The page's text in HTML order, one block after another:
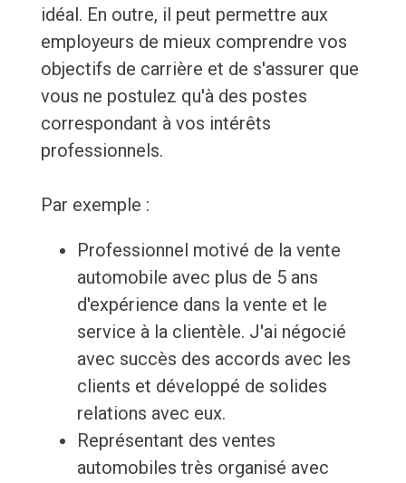
idéal. En outre, il peut permettre aux
employeurs de mieux comprendre vos
objectifs de carrière et de s'assurer que
vous ne postulez qu'à des postes
correspondant à vos intérêts
professionnels.
Par exemple :
Professionnel motivé de la vente
automobile avec plus de 5 ans
d'expérience dans la vente et le
service à la clientèle. J'ai négocié
avec succès des accords avec les
clients et développé de solides
relations avec eux.
Représentant des ventes
automobiles très organisé avec